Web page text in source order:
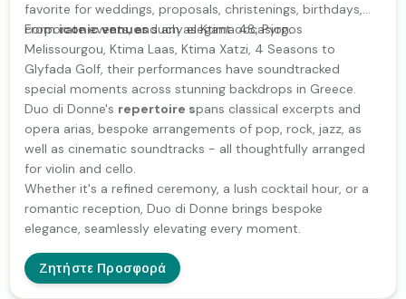
favorite for weddings, proposals, christenings, birthdays,
corporate events, and any elegant occasion.
Fromiconic venuessuch as Ktima 48, Pyrgos
Melissourgou, Ktima Laas, Ktima Xatzi, 4 Seasons to
Glyfada Golf, their performances have soundtracked
special moments across stunning backdrops in Greece.
Duo di Donne's repertoire spans classical excerpts and
opera arias, bespoke arrangements of pop, rock, jazz, as
well as cinematic soundtracks - all thoughtfully arranged
for violin and cello.
Whether it's a refined ceremony, a lush cocktail hour, or a
romantic reception, Duo di Donne brings bespoke
elegance, seamlessly elevating every moment.
Ζητήστε Προσφορά